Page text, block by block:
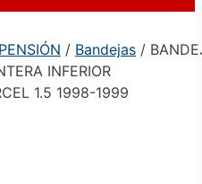
/ Bandejas /
INFERIOR
1.5 1998-1999